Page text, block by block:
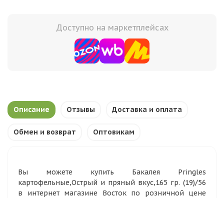
Доступно на маркетплейсах
Описание Отзывы Доставка и оплата
Обмен и возврат Оптовикам
Вы можете купить Бакалея Pringles
картофельные,Острый и пряный вкус,165 гр. (19)/56
в интернет магазине Восток по розничной цене